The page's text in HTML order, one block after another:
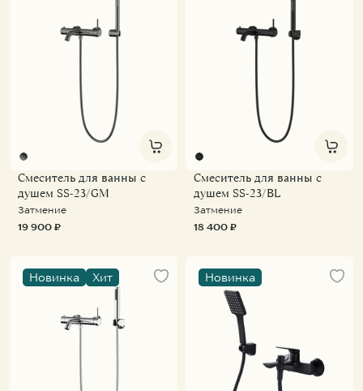
Смеситель для ванны с
душем SS-23/GM
Затмение
19 900 ₽
Смеситель для ванны с
душем SS-23/BL
Затмение
18 400 ₽
Новинка Хит Новинка